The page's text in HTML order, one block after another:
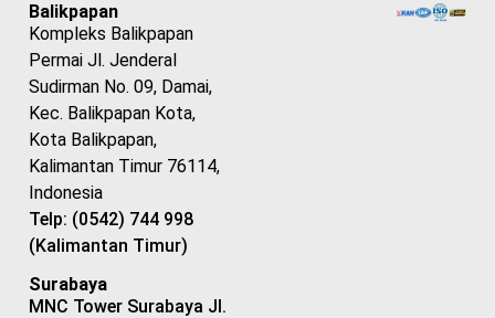
Balikpapan
Kompleks Balikpapan
Permai Jl. Jenderal
Sudirman No. 09, Damai,
Kec. Balikpapan Kota,
Kota Balikpapan,
Kalimantan Timur 76114,
Indonesia
Telp: (0542) 744 998
(Kalimantan Timur)
Surabaya
MNC Tower Surabaya Jl.